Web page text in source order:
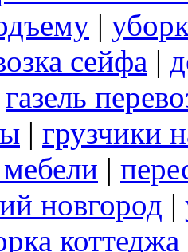
|
сейфа |
газель
| грузчики
|
новгород |